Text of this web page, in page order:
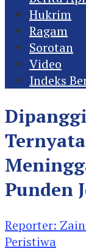
Hukrim
Ragam
Sorotan
Video
Indeks
Punden
Reporter:
Peristiwa